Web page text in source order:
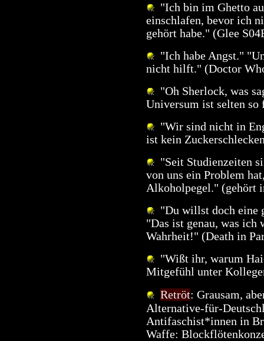
"Ich bin im Ghetto
einschlafen, bevor ich
gehört habe." (Glee
"Ich habe Angst."
nicht hilft." (Doctor
"Oh Sherlock, was
Universum ist selten
"Wir sind nicht in
ist kein
"Seit Studienzeiten
von uns ein Problem
Alkoholpegel." (gehört
"Du willst doch eine
"Das ist genau, was
Wahrheit!" (Death in
"Wißt ihr, warum
Mitgefühl unter
Retröt: Grausam,
Alternative-für-
Antifaschist*innen in
Waffe: